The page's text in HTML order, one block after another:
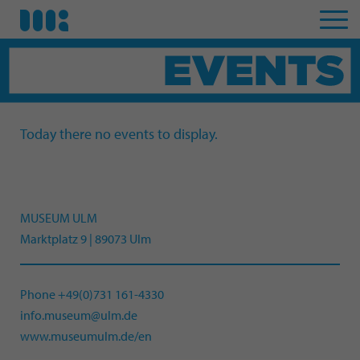
Today there no events to display.
MUSEUM ULM
Marktplatz 9 | 89073 Ulm
Phone +49(0)731 161-4330
info.museum@ulm.de
www.museumulm.de/en